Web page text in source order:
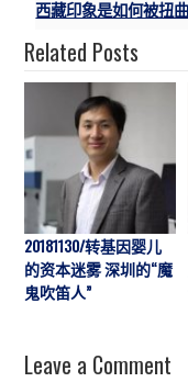
西藏印象是如何被扭
Related Posts
20181130/转基因婴儿
的资本迷雾 深圳的“魔
鬼吹笛人”
Leave a Comment